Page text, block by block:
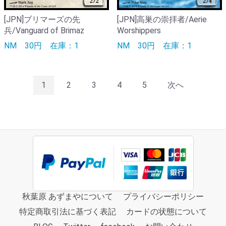
[JPN]ブリマーズの先
兵/Vanguard of Brimaz
NM 30円 在庫：1
[JPN]高巣の崇拝者/Aerie
Worshippers
NM 30円 在庫：1
1 2 3 4 5 次へ
秋葉原 あずまやについて
プライバシーポリシー
特定商取引法に基づく表記
カードの状態について